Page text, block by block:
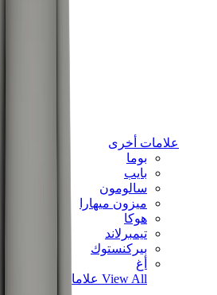
علامات أخرى
بوما
بايب
سالومون
ميزون ميهارا
هوكا
تيمبرلاند
بيركنستوك
أغ
View All علامات أخرى